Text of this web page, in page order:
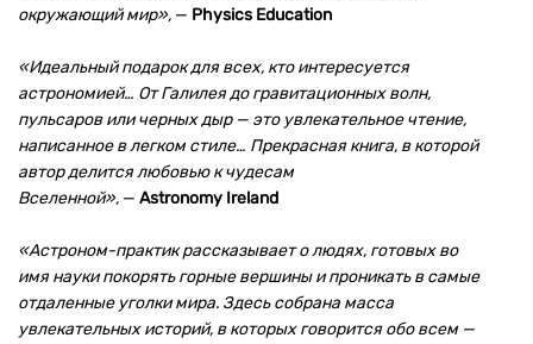
окружающий мир», — Physics Education
«Идеальный подарок для всех, кто интересуется
астрономией… От Галилея до гравитационных волн,
пульсаров или черных дыр — это увлекательное чтение,
написанное в легком стиле… Прекрасная книга, в которой
автор делится любовью к чудесам
Вселенной», — Astronomy Ireland
«Астроном-практик рассказывает о людях, готовых во
имя науки покорять горные вершины и проникать в самые
отдаленные уголки мира. Здесь собрана масса
увлекательных историй, в которых говорится обо всем —